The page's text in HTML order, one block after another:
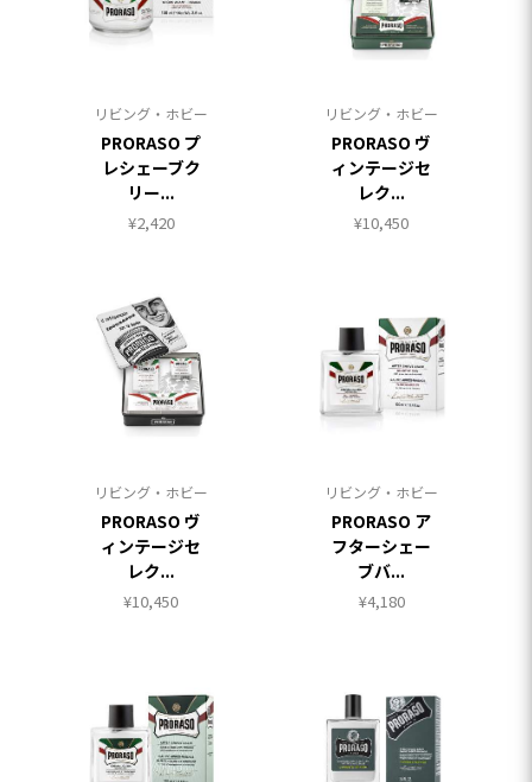
リビング・ホビー
PRORASO プ
レシェーブク
リー...
¥2,420
リビング・ホビー
PRORASO ヴ
ィンテージセ
レク...
¥10,450
リビング・ホビー
PRORASO ヴ
ィンテージセ
レク...
¥10,450
リビング・ホビー
PRORASO ア
フターシェー
ブバ...
¥4,180